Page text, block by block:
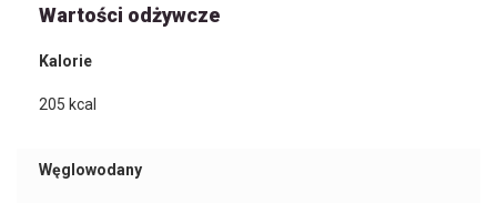
Wartości odżywcze
Kalorie
205 kcal
Węglowodany